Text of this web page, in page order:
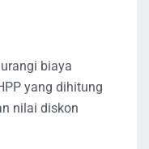
biaya
yang dihitung
nilai diskon